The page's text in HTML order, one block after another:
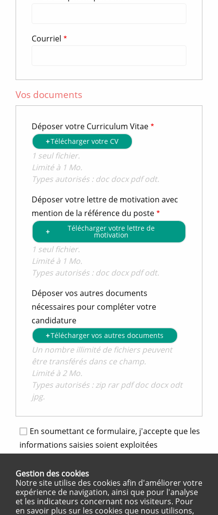
Gestion des cookies
Notre site utilise des cookies afin d'améliorer votre
expérience de navigation, ainsi que pour l'analyse
et les indicateurs concernant nos visiteurs. Pour
en savoir plus sur les cookies que nous utilisons,
Courriel
Vos documents
Déposer votre Curriculum Vitae
Télécharger votre CV
1 seul fichier.
Limité à 1 Mo.
Types autorisés : doc docx pdf odt.
Déposer votre lettre de motivation avec
mention de la référence du poste
Télécharger votre lettre de
motivation
1 seul fichier.
Limité à 1 Mo.
Types autorisés : doc docx pdf odt.
Déposer vos autres documents
nécessaires pour compléter votre
candidature
Télécharger vos autres documents
Un nombre illimité de fichiers peuvent
être transférés dans ce champ.
Limité à 2 Mo.
Types autorisés : zip rar pdf doc docx odt
jpg.
En soumettant ce formulaire, j'accepte que les
informations saisies soient exploitées
Ce formulaire est destiné au traitement de
votre candidature.
Pour en savoir plus sur la gestion de vos
données personnels et vos droits, cliquez ici.